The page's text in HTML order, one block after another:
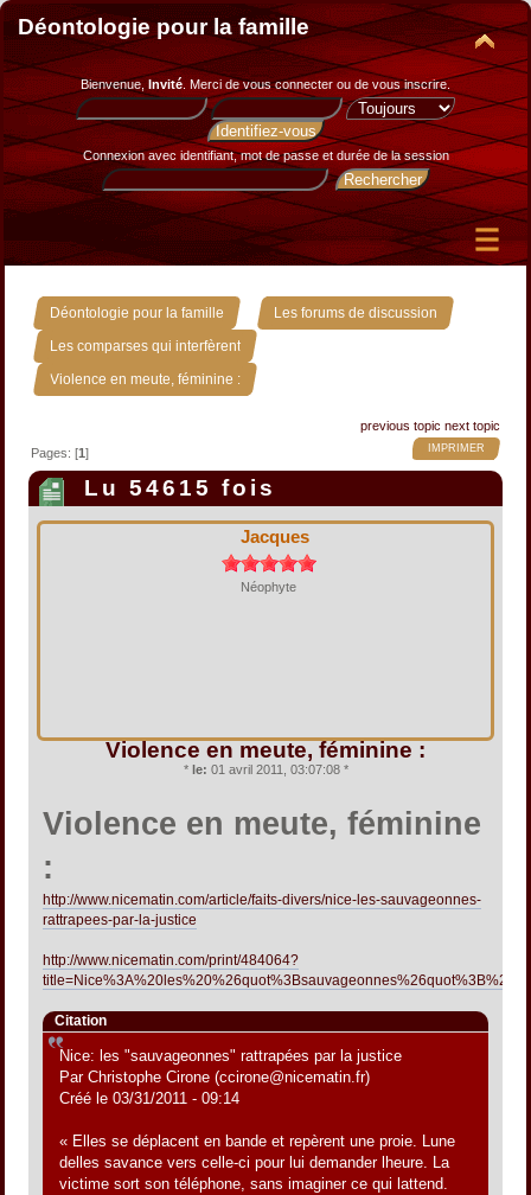
Déontologie pour la famille
Bienvenue, Invité. Merci devous connecter ou de vous inscrire.
Connexion avec identifiant, mot de passe et durée de la session
Déontologie pour la famille » Les forums de discussion »
Les comparses qui interfèrent »
Violence en meute, féminine :
previous topic next topic
IMPRIMER
Pages: [1]
Lu 54615 fois
Jacques
Néophyte
Violence en meute, féminine :
* le: 01 avril 2011, 03:07:08 *
Violence en meute, féminine
:
http://www.nicematin.com/article/faits-divers/nice-les-sauvageonnes-
rattrapees-par-la-justice
http://www.nicematin.com/print/484064?
Citation
Nice: les "sauvageonnes" rattrapées par la justice
Par Christophe Cirone (ccirone@nicematin.fr)
Créé le 03/31/2011 - 09:14
« Elles se déplacent en bande et repèrent une proie. Lune
delles savance vers celle-ci pour lui demander lheure. La
victime sort son téléphone, sans imaginer ce qui lattend.